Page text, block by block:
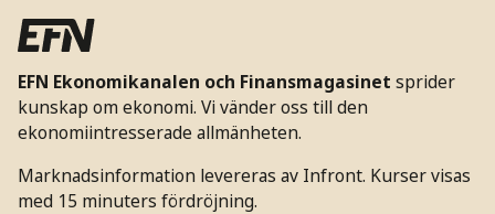
EFN Ekonomikanalen och Finansmagasinet sprider
kunskap om ekonomi. Vi vänder oss till den
ekonomiintresserade allmänheten.
Marknadsinformation levereras av Infront. Kurser visas
med 15 minuters fördröjning.